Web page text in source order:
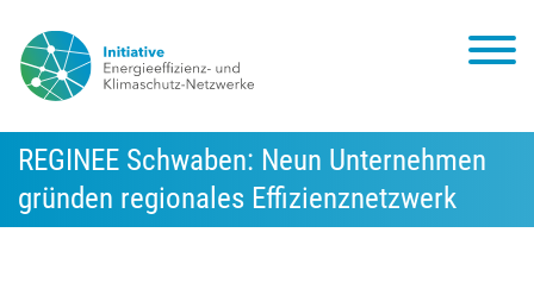
REGINEE Schwaben: Neun Unternehmen
gründen regionales Effizienznetzwerk